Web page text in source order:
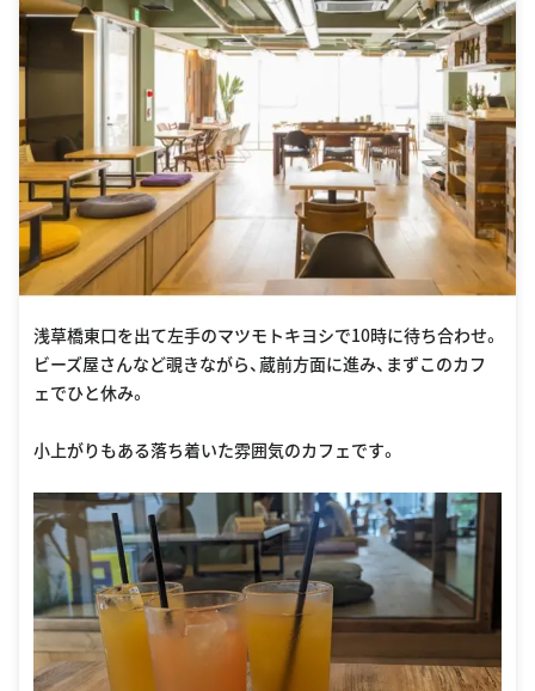
浅草橋東口を出て左手のマツモトキヨシで10時に待ち合わせ。
ビーズ屋さんなど覗きながら、蔵前方面に進み、まずこのカフ
ェでひと休み。